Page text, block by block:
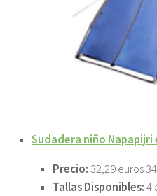
Sudadera niño Napapijri
Precio: 32,29 euros
Tallas Disponibles:4